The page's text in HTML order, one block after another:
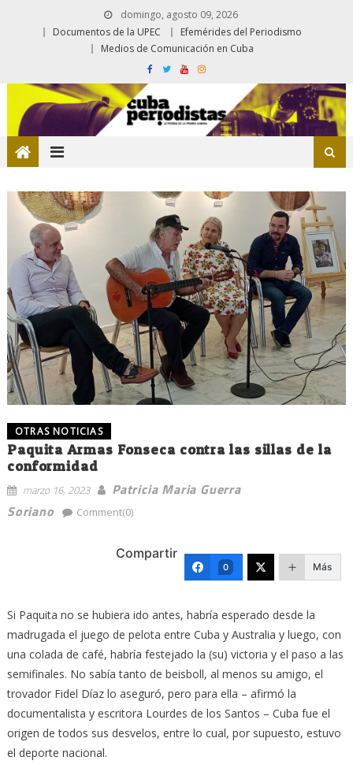
domingo, agosto 09, 2026
Documentos de la UPEC
Efemérides del Periodismo
Medios de Comunicación en Cuba
OTRAS NOTICIAS
Paquita Armas Fonseca contra las sillas de la
conformidad
marzo 16, 2023
Patricia Maria Guerra
Soriano
Comment(0)
Compartir
0 Más
Si Paquita no se hubiera ido antes, habría esperado desde la
madrugada el juego de pelota entre Cuba y Australia y luego, con
una colada de café, habría festejado la (su) victoria y el paso a las
semifinales. No sabía tanto de beisboll, al menos su amigo, el
trovador Fidel Díaz lo aseguró, pero para ella – afirmó la
documentalista y escritora Lourdes de los Santos – Cuba fue el
origen de todos sus desvelos, entre lo cual, por supuesto, estuvo
el deporte nacional.